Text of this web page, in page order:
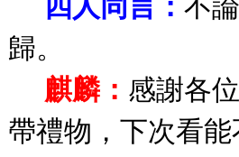
四人同言： 不
歸。
麒麟： 感謝各
帶禮物，下次看